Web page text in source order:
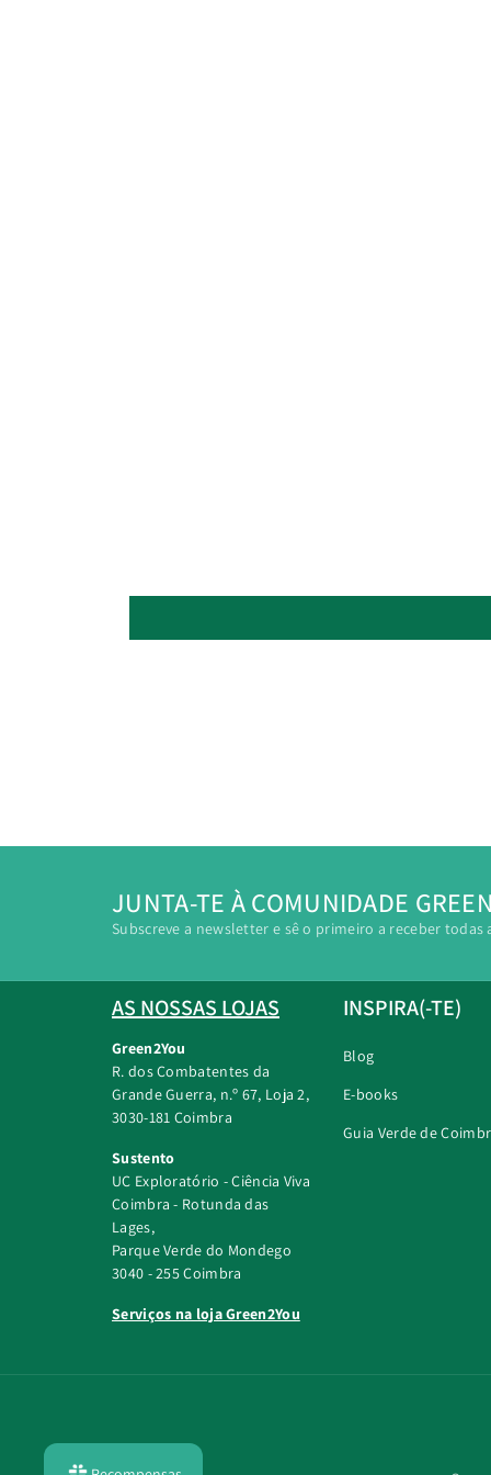
JUNTA-TE À COMUNIDADE GREEN
Subscreve a newsletter e sê o primeiro a receber todas
AS NOSSAS LOJAS
Green2You
R. dos Combatentes da
Grande Guerra, n.º 67, Loja 2,
3030-181 Coimbra
Sustento
UC Exploratório - Ciência Viva
Coimbra - Rotunda das
Lages,
Parque Verde do Mondego
3040 - 255 Coimbra
Serviços na loja Green2You
INSPIRA(-TE)
Blog
E-books
Guia Verde de